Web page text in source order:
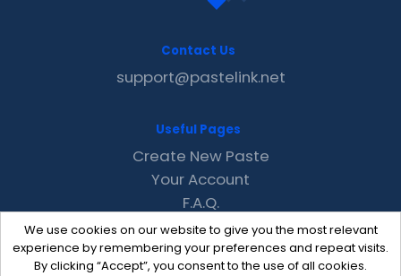
We use cookies on our website to give you the most relevant
experience by remembering your preferences and repeat visits.
By clicking “Accept”, you consent to the use of all cookies.
Contact Us
support@pastelink.net
Useful Pages
Create New Paste
Your Account
F.A.Q.
Recent
Contact